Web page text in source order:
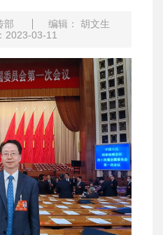
部
编辑： 胡文生
2023-03-11